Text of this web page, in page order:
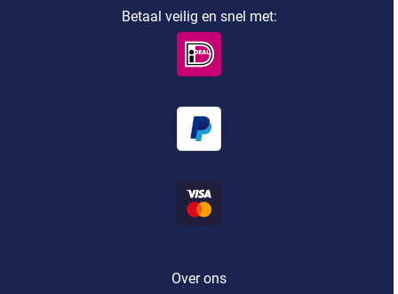
Betaal veilig en snel met:
Over ons